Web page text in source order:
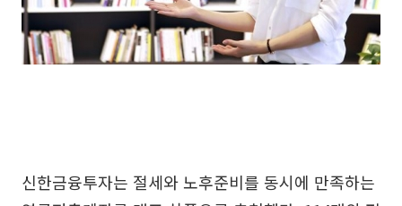
신한금융투자는 절세와 노후준비를 동시에 만족하는